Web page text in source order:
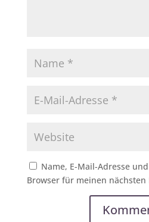
Name, E-Mail-Adresse
Browser für meinen